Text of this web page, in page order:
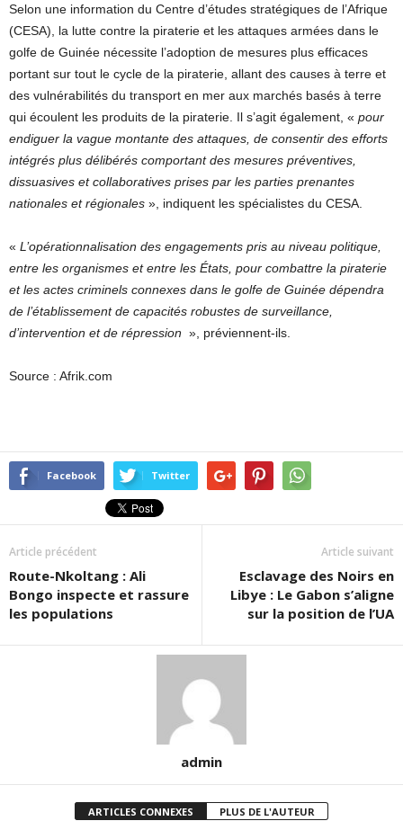
Selon une information du Centre d’études stratégiques de l’Afrique
(CESA), la lutte contre la piraterie et les attaques armées dans le
golfe de Guinée nécessite l’adoption de mesures plus efficaces
portant sur tout le cycle de la piraterie, allant des causes à terre et
des vulnérabilités du transport en mer aux marchés basés à terre
qui écoulent les produits de la piraterie. Il s’agit également, « pour
endiguer la vague montante des attaques, de consentir des efforts
intégrés plus délibérés comportant des mesures préventives,
dissuasives et collaboratives prises par les parties prenantes
nationales et régionales », indiquent les spécialistes du CESA.
« L’opérationnalisation des engagements pris au niveau politique,
entre les organismes et entre les États, pour combattre la piraterie
et les actes criminels connexes dans le golfe de Guinée dépendra
de l’établissement de capacités robustes de surveillance,
d’intervention et de répression », préviennent-ils.
Source : Afrik.com
Facebook Twitter
Article précédent
Route-Nkoltang : Ali
Bongo inspecte et rassure
les populations
Article suivant
Esclavage des Noirs en
Libye : Le Gabon s’aligne
sur la position de l’UA
admin
ARTICLES CONNEXES PLUS DE L'AUTEUR